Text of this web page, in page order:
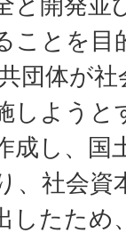
ことを
団体が
しようと
成し、国
、社会資
したため